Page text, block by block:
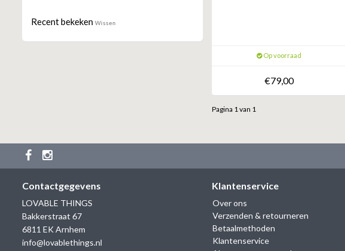
Recent bekeken Wissen
Op voorraad
€79,00
Pagina 1 van 1
Contactgegevens
LOVABLE THINGS
Bakkerstraat 67
6811 EK Arnhem
info@lovablethings.nl
Klantenservice
Over ons
Verzenden & retourneren
Betaalmethoden
Klantenservice